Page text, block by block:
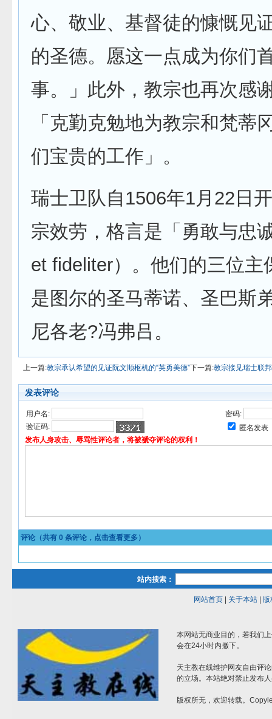
心、敬业、基督徒的慷慨见
的圣德。愿这一点成为你们
事。」此外，教宗也再次感
「克勤克勉地为教宗和梵蒂
们宝贵的工作」。
瑞士卫队自1506年1月22日
宗效劳，格言是「勇敢与忠
et fideliter）。他们的三位主
是图尔的圣马蒂诺、圣巴斯
尼各老?冯弗吕。
上一篇:教宗承认希望的见证阮文顺枢机的“英勇美德”下一篇:教宗接见瑞士联
发表评论
用户名:
密码:
验证码:
匿名发表
发布人身攻击、辱骂性评论者，将被褫夺评论的权利！
评论（共有 0 条评论，点击查看更多）
站内搜索：
网站首页| 关于本站| 版
本网站无商业目的，若我们
会在24小时内撤下。
天主教在线维护网友自由评
的立场。本站绝对禁止发布
版权所无，欢迎转载。